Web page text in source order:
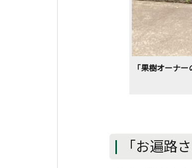
「果樹オーナ
「お遍路